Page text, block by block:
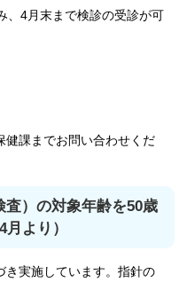
、4月末まで検診の受診が可
健課までお問い合わせくだ
査）の対象年齢を50歳
より）
き実施しています。指針の